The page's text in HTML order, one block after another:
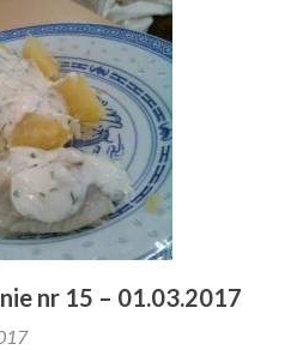
nr 15 – 01.03.2017